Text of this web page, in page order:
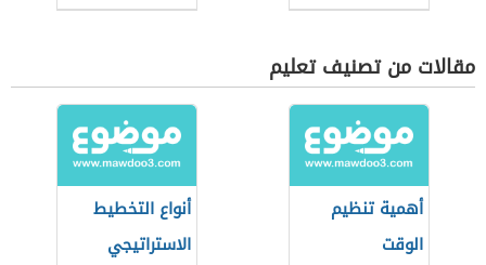
إدارة الصف
مقالات من تصنيف تعليم
أهمية تنظيم
الوقت
أنواع التخطيط
الاستراتيجي